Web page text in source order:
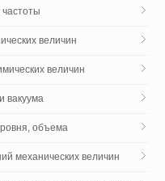
величин
величин
вакуума
объема
механических величин